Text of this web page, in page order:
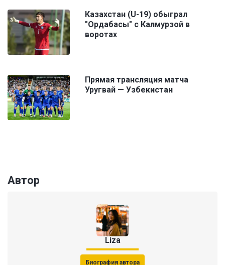
Казахстан (U-19) обыграл
"Ордабасы" с Калмурзой в
воротах
Прямая трансляция матча
Уругвай — Узбекистан
Автор
Liza
Биография автора